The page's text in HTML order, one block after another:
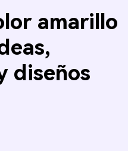
amarillo
diseños